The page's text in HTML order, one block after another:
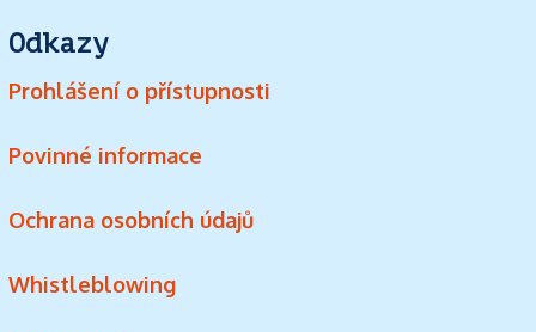
Odkazy
Prohlášení o přístupnosti
Povinné informace
Ochrana osobních údajů
Whistleblowing